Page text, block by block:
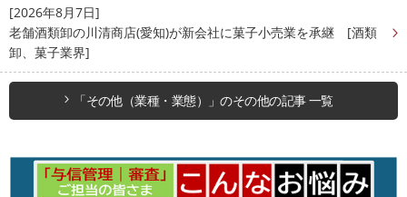
[2026年8月7日]
老舗酒類卸の川清商店(愛知)が新会社に菓子小売業を承継 [酒類
卸、菓子業界]
「その他（業種・業態）」のその他の記事 一覧